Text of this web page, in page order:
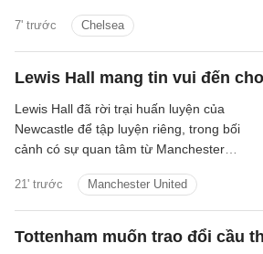
7' trước Chelsea
Lewis Hall mang tin vui đến
21' trước Manchester United
Lewis Hall đã rời trại huấn luyện của
Newcastle để tập luyện riêng, trong bối
cảnh có sự quan tâm từ Manchester
Tottenham muốn trao đổi cầu